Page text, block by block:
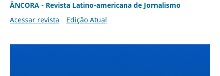
ÂNCORA - Revista Latino-americana de Jornalismo
Acessar revista
Edição Atual